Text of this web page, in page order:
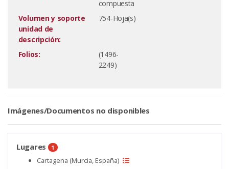
compuesta
Volumen y soporte
unidad de
descripción:
754-Hoja(s)
Folios:
(1496-
2249)
Imágenes/Documentos no disponibles
Lugares 1
Cartagena (Murcia, España)